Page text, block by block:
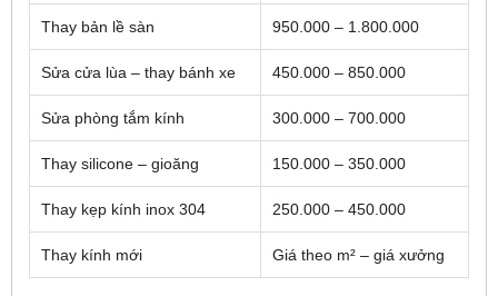
Thay bản lề sàn 950.000 – 1.800.000
Sửa cửa lùa – thay bánh xe 450.000 – 850.000
Sửa phòng tắm kính 300.000 – 700.000
Thay silicone – gioăng 150.000 – 350.000
Thay kẹp kính inox 304 250.000 – 450.000
Thay kính mới Giá theo m² – giá xưởng